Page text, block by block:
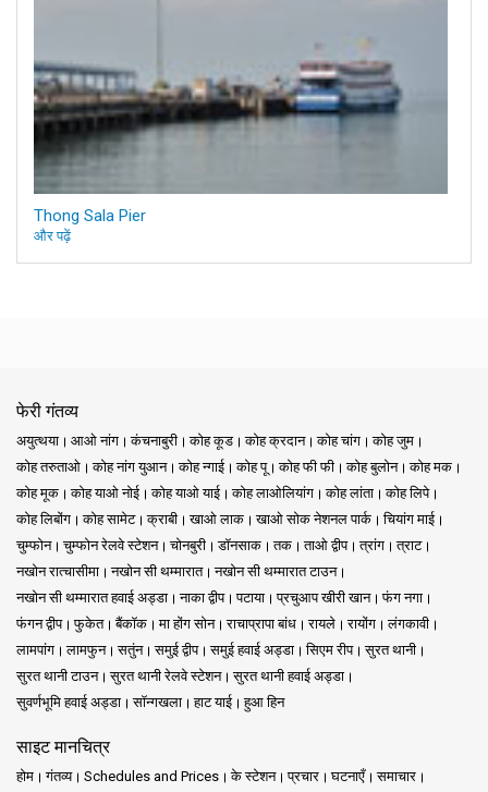
Thong Sala Pier
और पढ़ें
फेरी गंतव्य
अयुत्थया आओ नांग कंचनाबुरी कोह कूड कोह क्रदान कोह चांग
कोह जुम
कोह तरुताओ
कोह नांग युआन कोह न्गाई कोह पू कोह फी फी कोह बुलोन
कोह मक
कोह मूक
कोह याओ नोई कोह याओ याई कोह लाओलियांग कोह लांता
कोह लिपे
कोह लिबोंग
कोह सामेट क्राबी खाओ लाक खाओ सोक नेशनल पार्क
चियांग माई
चुम्फोन
चुम्फोन रेलवे स्टेशन चोनबुरी डॉनसाक तक ताओ द्वीप त्रांग
त्राट
नखोन रात्चासीमा
नखोन सी थम्मारात
नखोन सी थम्मारात टाउन
नखोन सी थम्मारात हवाई अड्डा
नाका द्वीप पटाया प्रचुआप खीरी खान
फंग नगा
फंगन द्वीप
फुकेत बैंकॉक मा होंग सोन राचाप्रापा बांध रायले रायोंग
लंगकावी
लामपांग
लामफुन सतुंन समुई द्वीप समुई हवाई अड्डा सिएम रीप
सुरत थानी
सुरत थानी टाउन
सुरत थानी रेलवे स्टेशन
सुरत थानी हवाई अड्डा
सुवर्णभूमि हवाई अड्डा
सॉन्गखला हाट याई हुआ हिन
साइट मानचित्र
होम गंतव्य Schedules and Prices के स्टेशन प्रचार घटनाएँ
समाचार